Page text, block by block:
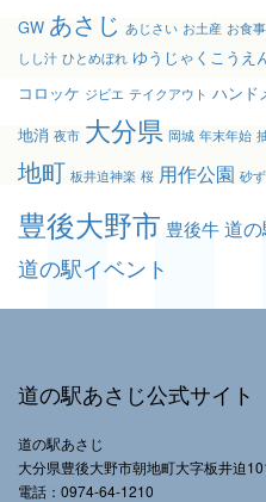
GW あさじ あじさい お土産 お食事
しし汁 ひとめぼれ ゆうじゃくこうえ
コロッケ ジビエ テイクアウト ハンド
地消 夜市 大分県 岡城 年末年始
地町 板井迫神楽 桜 用作公園 砂
豊後大野市 豊後牛道
道の駅イベント
道の駅あさじ公式サイト
道の駅あさじ
大分県豊後大野市朝地町大字板井迫
電話：0974-64-1210